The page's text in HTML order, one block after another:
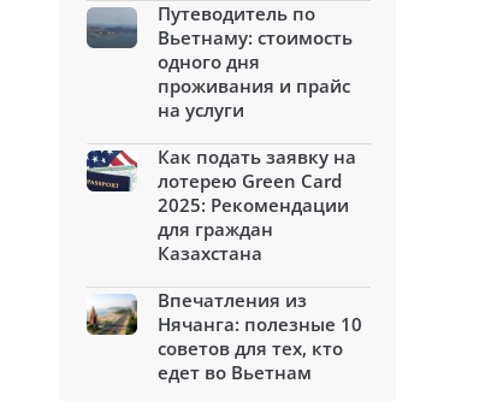
Путеводитель по
Вьетнаму: стоимость
одного дня
проживания и прайс
на услуги
Как подать заявку на
лотерею Green Card
2025: Рекомендации
для граждан
Казахстана
Впечатления из
Нячанга: полезные 10
советов для тех, кто
едет во Вьетнам